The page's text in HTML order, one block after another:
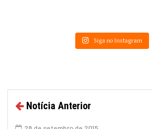
Siga no Instagram
Notícia Anterior